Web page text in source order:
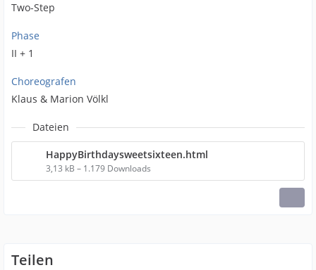
Two-Step
Phase
II + 1
Choreografen
Klaus & Marion Völkl
Dateien
HappyBirthdaysweetsixteen.html
3,13 kB – 1.179 Downloads
Teilen